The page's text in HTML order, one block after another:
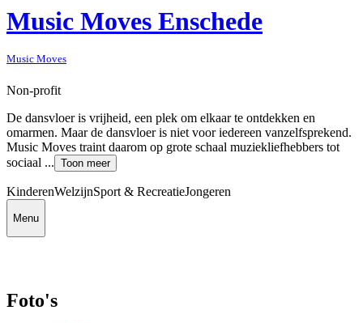
Music Moves Enschede
Music Moves
Non-profit
De dansvloer is vrijheid, een plek om elkaar te ontdekken en
omarmen. Maar de dansvloer is niet voor iedereen vanzelfsprekend.
Music Moves traint daarom op grote schaal muziekliefhebbers tot
sociaal ... Toon meer
KinderenWelzijnSport & RecreatieJongeren
Menu
Foto's